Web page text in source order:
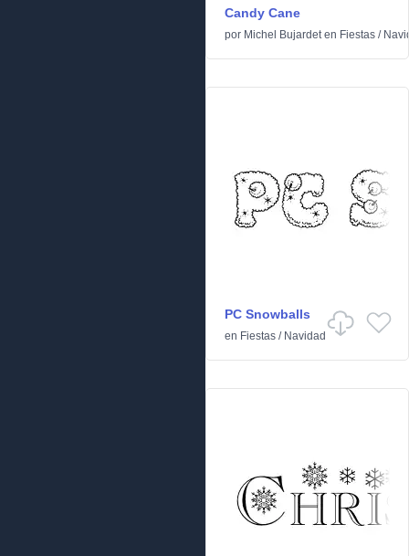
Candy Cane
por Michel Bujardeten Fiestas /
PC Snowballs
en Fiestas / Navidad